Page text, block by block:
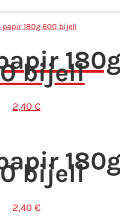
bijeli
2,40 €
bijeli
2,40 €